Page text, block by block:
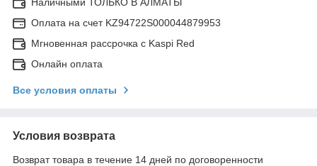
Оплата на счет KZ94722S000044879953
Мгновенная рассрочка с Kaspi Red
Онлайн оплата
Все условия оплаты
Условия возврата
Возврат товара в течение 14 дней по договоренности